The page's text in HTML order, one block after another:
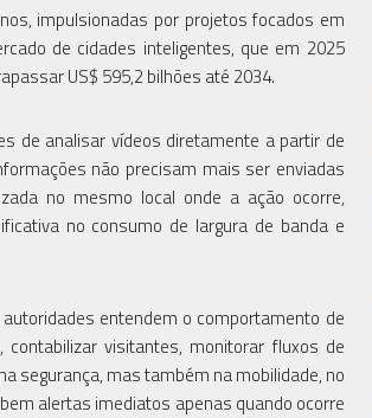
impulsionadas por projetos focados em
de cidades inteligentes, que em 2025
US$ 595,2 bilhões até 2034.
de analisar vídeos diretamente a partir de
não precisam mais ser enviadas
no mesmo local onde a ação ocorre,
no consumo de largura de banda e
entendem o comportamento de
visitantes, monitorar fluxos de
segurança, mas também na mobilidade, no
alertas imediatos apenas quando ocorre